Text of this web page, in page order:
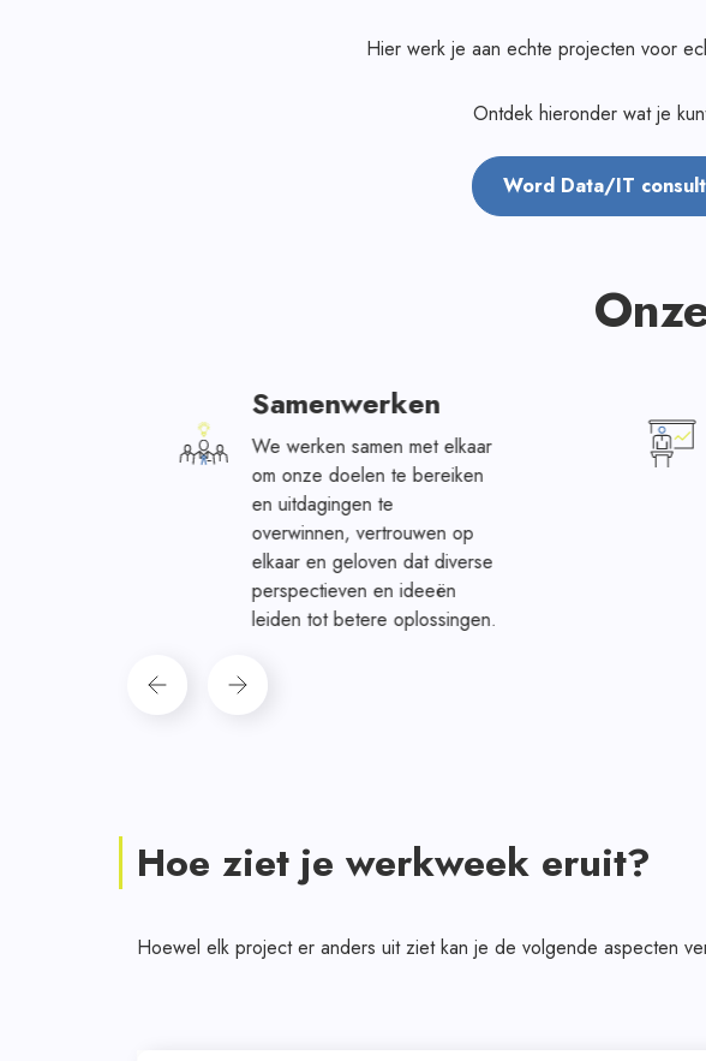
Hier werk je aan echte projecten voor
Ontdek hieronder wat je
Word Data/IT
Samenwerken
We werken samen met elkaar
om onze doelen te bereiken
en uitdagingen te
overwinnen, vertrouwen op
elkaar en geloven dat diverse
perspectieven en ideeën
leiden tot betere oplossingen.
Hoe ziet je werkweek eruit?
Hoewel elk project er anders uit ziet kan je de volgende aspecten